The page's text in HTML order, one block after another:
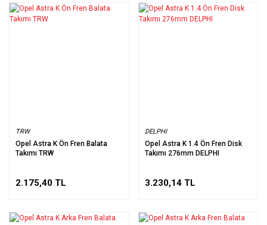
TRW
Opel Astra K Ön Fren Balata
Takımı TRW
2.175,40 TL
DELPHI
Opel Astra K 1.4 Ön Fren Disk
Takımı 276mm DELPHI
3.230,14 TL